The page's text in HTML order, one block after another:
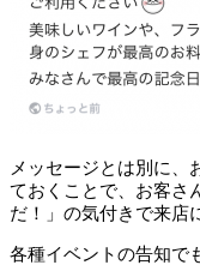
メッセージとは別に、
ておくことで、お客さ
だ！」の気付き で来店
各種イベントの告知で